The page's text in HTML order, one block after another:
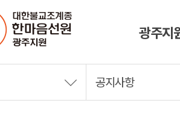
광주지
공지사항